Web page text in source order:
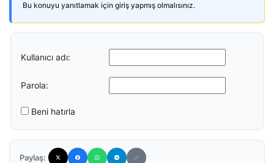
Bu konuyu yanıtlamak için giriş yapmış olmalısınız.
Kullanıcı adı:
Parola:
Beni hatırla
Paylaş: